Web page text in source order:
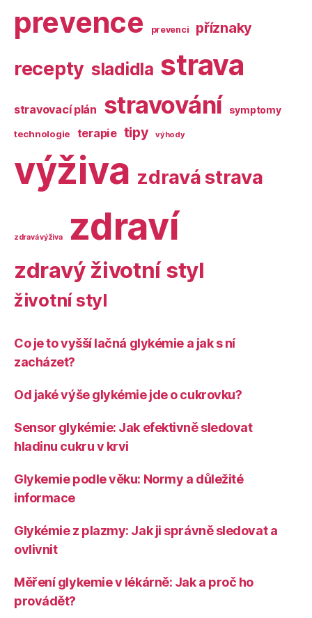
prevence prevenci příznaky
recepty sladidla strava
stravovací plán stravování symptomy
technologie terapie tipy výhody
výživa zdravá strava
zdravá výživa zdraví
zdravý životní styl
životní styl
Co je to vyšší lačná glykémie a jak s ní
zacházet?
Od jaké výše glykémie jde o cukrovku?
Sensor glykémie: Jak efektivně sledovat
hladinu cukru v krvi
Glykemie podle věku: Normy a důležité
informace
Glykémie z plazmy: Jak ji správně sledovat a
ovlivnit
Měření glykemie v lékárně: Jak a proč ho
provádět?